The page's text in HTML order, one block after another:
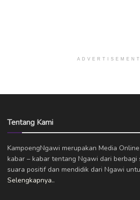
ADVERTISEMENT
Tentang Kami
KampoengNgawi merupakan Media
kabar – kabar tentang Ngawi dari berbagi
suara positif dan mendidik dari Ngawi
Selengkapnya..